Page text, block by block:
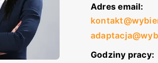
Adres email:
Godziny pracy: